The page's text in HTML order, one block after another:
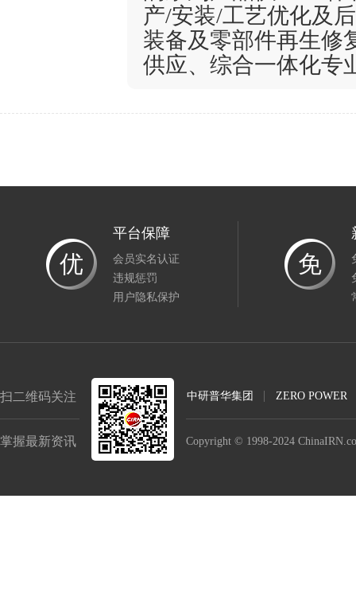
产/安装/工艺优化及
装备及零部件再生修
供应、综合一体化专
优
平台保障
会员实名认证
违规惩罚
用户隐私保护
免
扫二维码关注
掌握最新资讯
中研普华集团 ZERO POWER
Copyright © 1998-2024